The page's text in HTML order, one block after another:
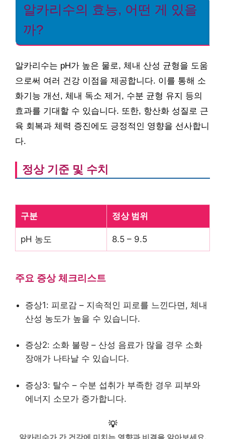
알카리수의 효능, 어떤 게 있을
까?
알카리수는 pH가 높은 물로, 체내 산성 균형을 도움
으로써 여러 건강 이점을 제공합니다. 이를 통해 소
화기능 개선, 체내 독소 제거, 수분 균형 유지 등의
효과를 기대할 수 있습니다. 또한, 항산화 성질로 근
육 회복과 체력 증진에도 긍정적인 영향을 선사합니
다.
정상 기준 및 수치
구분 정상 범위
pH 농도 8.5 – 9.5
주요 증상 체크리스트
증상1: 피로감 – 지속적인 피로를 느낀다면, 체내
산성 농도가 높을 수 있습니다.
증상2: 소화 불량 – 산성 음료가 많을 경우 소화
장애가 나타날 수 있습니다.
증상3: 탈수 – 수분 섭취가 부족한 경우 피부와
에너지 소모가 증가합니다.
💡
알카리수가 간 건강에 미치는 영향과 비결을 알아보세요.